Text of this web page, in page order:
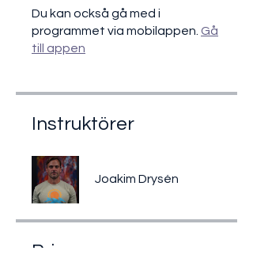
Du kan också gå med i
programmet via mobilappen. Gå
till appen
Instruktörer
Joakim Drysén
Pris